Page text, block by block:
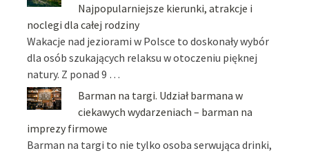
Najpopularniejsze kierunki, atrakcje i
noclegi dla całej rodziny
Wakacje nad jeziorami w Polsce to doskonały wybór
dla osób szukających relaksu w otoczeniu pięknej
natury. Z ponad 9 …
Barman na targi. Udział barmana w
ciekawych wydarzeniach – barman na
imprezy firmowe
Barman na targi to nie tylko osoba serwująca drinki,